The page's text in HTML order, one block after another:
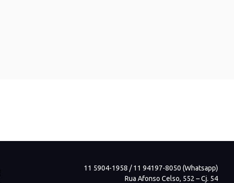
11 5904-1958 / 11 94197-8050 (Whatsapp)
Rua Afonso Celso, 552 – Cj. 54